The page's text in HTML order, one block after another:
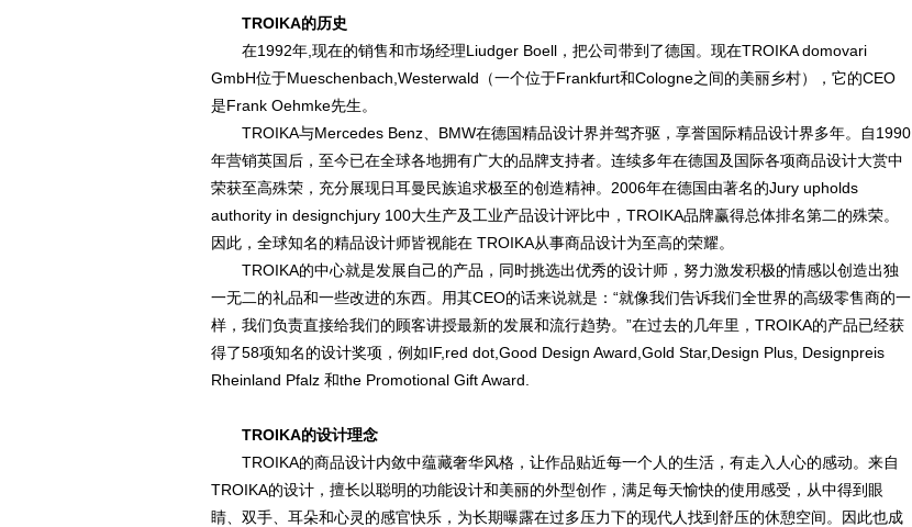
TROIKA的历史
在1992年,现在的销售和市场经理Liudger Boell，把公司带到了德国。现在TROIKA domovari
GmbH位于Mueschenbach,Westerwald（一个位于Frankfurt和Cologne之间的美丽乡村），它的CEO
是Frank Oehmke先生。
TROIKA与Mercedes Benz、BMW在德国精品设计界并驾齐驱，享誉国际精品设计界多年。自1990
年营销英国后，至今已在全球各地拥有广大的品牌支持者。连续多年在德国及国际各项商品设计大赏中
荣获至高殊荣，充分展现日耳曼民族追求极至的创造精神。2006年在德国由著名的Jury upholds
authority in designchjury 100大生产及工业产品设计评比中，TROIKA品牌赢得总体排名第二的殊荣。
因此，全球知名的精品设计师皆视能在 TROIKA从事商品设计为至高的荣耀。
TROIKA的中心就是发展自己的产品，同时挑选出优秀的设计师，努力激发积极的情感以创造出独
一无二的礼品和一些改进的东西。用其CEO的话来说就是：“就像我们告诉我们全世界的高级零售商的一
样，我们负责直接给我们的顾客讲授最新的发展和流行趋势。”在过去的几年里，TROIKA的产品已经获
得了58项知名的设计奖项，例如IF,red dot,Good Design Award,Gold Star,Design Plus, Designpreis
Rheinland Pfalz 和the Promotional Gift Award.
TROIKA的设计理念
TROIKA的商品设计内敛中蕴藏奢华风格，让作品贴近每一个人的生活，有走入人心的感动。来自
TROIKA的设计，擅长以聪明的功能设计和美丽的外型创作，满足每天愉快的使用感受，从中得到眼
睛、双手、耳朵和心灵的感官快乐，为长期曝露在过多压力下的现代人找到舒压的休憩空间。因此也成